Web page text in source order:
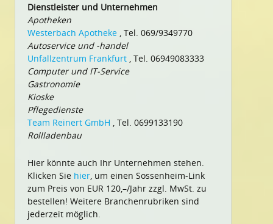
Dienstleister und Unternehmen
Apotheken
Westerbach Apotheke , Tel. 069/9349770
Autoservice und -handel
Unfallzentrum Frankfurt , Tel. 06949083333
Computer und IT-Service
Gastronomie
Kioske
Pflegedienste
Team Reinert GmbH , Tel. 0699133190
Rollladenbau
Hier könnte auch Ihr Unternehmen stehen.
Klicken Sie hier, um einen Sossenheim-Link
zum Preis von EUR 120,–/Jahr zzgl. MwSt. zu
bestellen! Weitere Branchenrubriken sind
jederzeit möglich.